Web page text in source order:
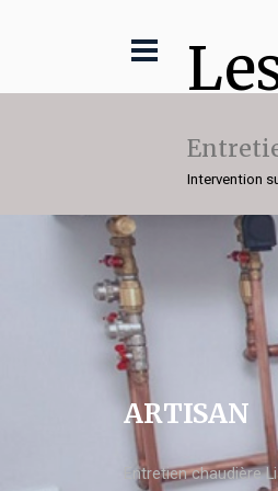
Intervention
ARTISAN
Entretien chaudière